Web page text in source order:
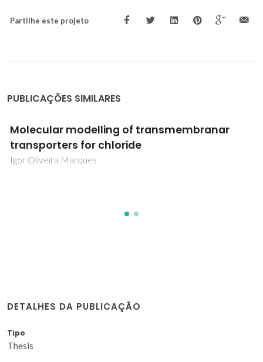
Partilhe este projeto
PUBLICAÇÕES SIMILARES
Molecular modelling of transmembranar
transporters for chloride
Igor Oliveira Marques
DETALHES DA PUBLICAÇÃO
Tipo
Thesis